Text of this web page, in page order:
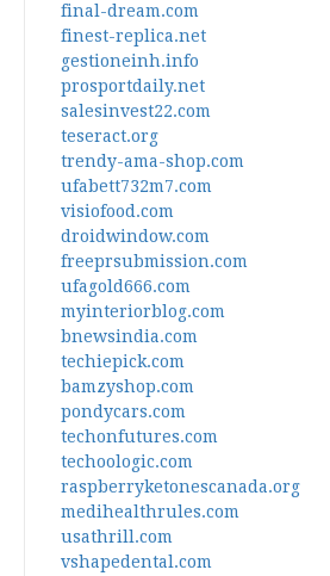
final-dream.com
finest-replica.net
gestioneinh.info
prosportdaily.net
salesinvest22.com
teseract.org
trendy-ama-shop.com
ufabett732m7.com
visiofood.com
droidwindow.com
freeprsubmission.com
ufagold666.com
myinteriorblog.com
bnewsindia.com
techiepick.com
bamzyshop.com
pondycars.com
techonfutures.com
techoologic.com
raspberryketonescanada.org
medihealthrules.com
usathrill.com
vshapedental.com